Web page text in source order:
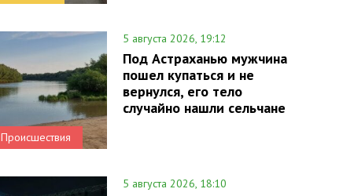
Происшествия
5 августа 2026, 19:12
Под Астраханью мужчина
пошел купаться и не
вернулся, его тело
случайно нашли сельчане
5 августа 2026, 18:10